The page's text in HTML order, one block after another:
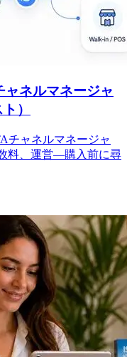
ネルマネージャ
）
チャネルマネージャ
料、運営—購入前に尋